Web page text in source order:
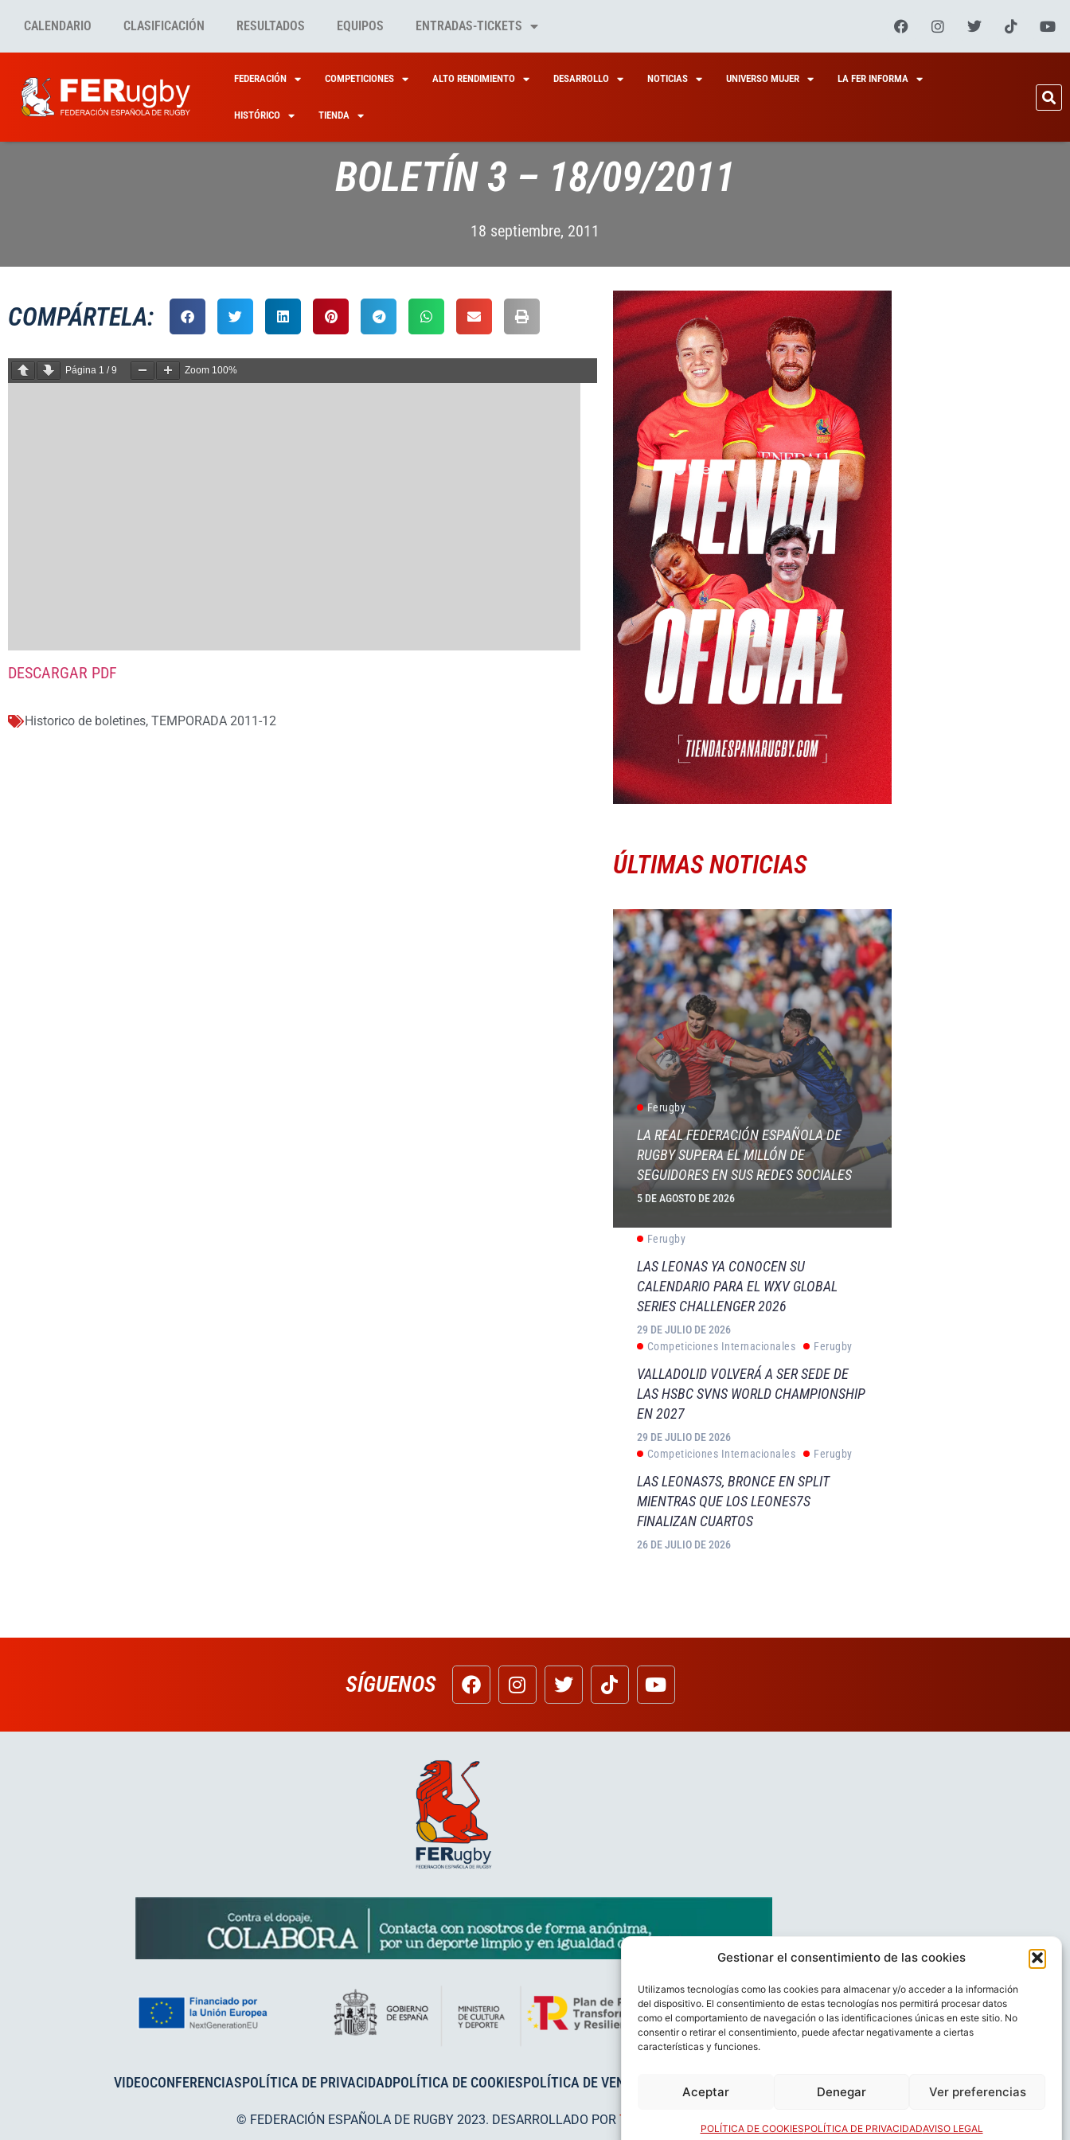
Gestionar el consentimiento de las cookies
Utilizamos tecnologías como las cookies para almacenar y/o acceder a la información
del dispositivo. El consentimiento de estas tecnologías nos permitirá procesar datos
como el comportamiento de navegación o las identificaciones únicas en este sitio. No
consentir o retirar el consentimiento, puede afectar negativamente a ciertas
características y funciones.
Aceptar Denegar Ver preferencias
POLÍTICA DE COOKIESPOLÍTICA DE PRIVACIDADAVISO LEGAL
CALENDARIO CLASIFICACIÓN RESULTADOS EQUIPOS ENTRADAS-TICKETS
FEDERACIÓN COMPETICIONES ALTO RENDIMIENTO DESARROLLO NOTICIAS UNIVERSO MUJER LA FER INFORMA
HISTÓRICO TIENDA
BOLETÍN 3 – 18/09/2011
18 septiembre, 2011
COMPÁRTELA:
Página 1 /9 Zoom 100%
DESCARGAR PDF
Historico de boletines, TEMPORADA 2011-12
ÚLTIMAS NOTICIAS
Ferugby
LA REAL FEDERACIÓN ESPAÑOLA DE
RUGBY SUPERA EL MILLÓN DE
SEGUIDORES EN SUS REDES SOCIALES
5 DE AGOSTO DE 2026
Ferugby
LAS LEONAS YA CONOCEN SU
CALENDARIO PARA EL WXV GLOBAL
SERIES CHALLENGER 2026
29 DE JULIO DE 2026
Competiciones Internacionales
Ferugby
VALLADOLID VOLVERÁ A SER SEDE DE
LAS HSBC SVNS WORLD CHAMPIONSHIP
EN 2027
29 DE JULIO DE 2026
Competiciones Internacionales
Ferugby
LAS LEONAS7S, BRONCE EN SPLIT
MIENTRAS QUE LOS LEONES7S
FINALIZAN CUARTOS
26 DE JULIO DE 2026
SÍGUENOS
VIDEOCONFERENCIASPOLÍTICA DE PRIVACIDADPOLÍTICA DE COOKIESPOLÍTICA DE VENTAS
© FEDERACIÓN ESPAÑOLA DE RUGBY 2023. DESARROLLADO POR TOOOLS